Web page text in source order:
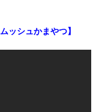
ムッシュかまやつ】